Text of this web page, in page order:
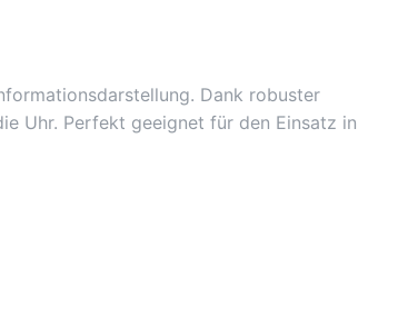
Dank robuster
Uhr. Perfekt geeignet für den Einsatz in